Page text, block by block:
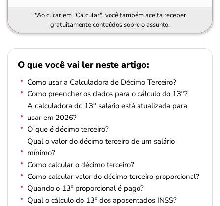
*Ao clicar em "Calcular", você também aceita receber
gratuitamente conteúdos sobre o assunto.
O que você vai ler neste artigo:
Como usar a Calculadora de Décimo Terceiro?
Como preencher os dados para o cálculo do 13º?
A calculadora do 13° salário está atualizada para
usar em 2026?
O que é décimo terceiro?
Qual o valor do décimo terceiro de um salário
mínimo?
Como calcular o décimo terceiro?
Como calcular valor do décimo terceiro proporcional?
Quando o 13º proporcional é pago?
Qual o cálculo do 13º dos aposentados INSS?